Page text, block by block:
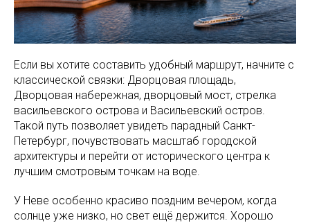
Если вы хотите составить удобный маршрут, начните с
классической связки: Дворцовая площадь,
Дворцовая набережная, дворцовый мост, стрелка
васильевского острова и Васильевский остров.
Такой путь позволяет увидеть парадный Санкт-
Петербург, почувствовать масштаб городской
архитектуры и перейти от исторического центра к
лучшим смотровым точкам на воде.
У Неве особенно красиво поздним вечером, когда
солнце уже низко, но свет ещё держится. Хорошо